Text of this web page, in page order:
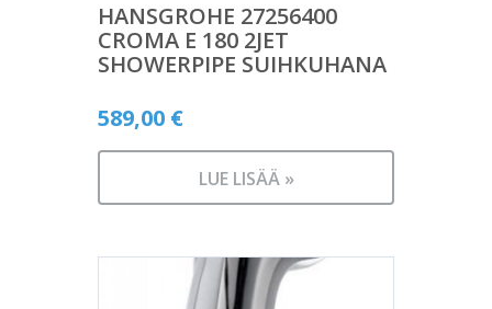
HANSGROHE 27256400
CROMA E 180 2JET
SHOWERPIPE SUIHKUHANA
589,00 €
LUE LISÄÄ »